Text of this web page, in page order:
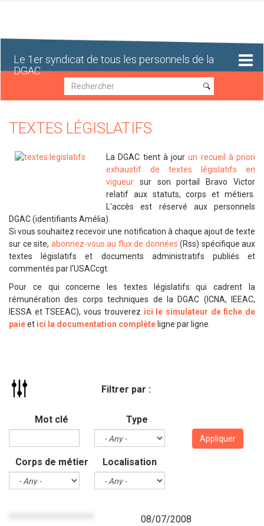
Le 1er syndicat de tous les personnels de la
DGAC
Recherche
Recherche
TEXTES LÉGISLATIFS
La DGAC tient à jourun recueil à priori
exhaustif de textes législatifs en
vigueur sur son portail Bravo Victor
relatif aux statuts, corps et métiers.
L'accès est réservé aux personnels
DGAC (identifiants Amélia).
Si vous souhaitez recevoir une notification à chaque ajout de texte
sur ce site, abonnez-vous au flux de données (Rss) spécifique aux
textes législatifs et documents administratifs publiés et
commentés par l'USACcgt.
Pour ce qui concerne les textes législatifs qui cadrent la
rémunération des corps techniques de la DGAC (ICNA, IEEAC,
IESSA et TSEEAC), vous trouverez ici le simulateur de fiche de
paieet ici la documentation complète ligne par ligne.
Filtrer par :
Mot clé Type
Corps de métier Localisation
Appliquer
08/07/2008